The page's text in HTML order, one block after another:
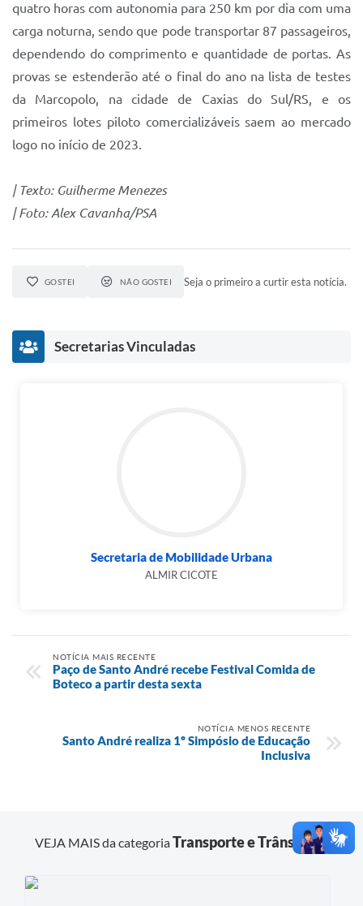
quatro horas com autonomia para 250 km por dia com uma
carga noturna, sendo que pode transportar 87 passageiros,
dependendo do comprimento e quantidade de portas. As
provas se estenderão até o final do ano na lista de testes
da Marcopolo, na cidade de Caxias do Sul/RS, e os
primeiros lotes piloto comercializáveis saem ao mercado
logo no início de 2023.
| Texto: Guilherme Menezes
| Foto: Alex Cavanha/PSA
GOSTEI NÃO GOSTEI Seja o primeiro a curtir esta notícia.
Secretarias Vinculadas
Secretaria de Mobilidade Urbana
ALMIR CICOTE
NOTÍCIA MAIS RECENTE
Paço de Santo André recebe Festival Comida de
Boteco a partir desta sexta
NOTÍCIA MENOS RECENTE
Santo André realiza 1º Simpósio de Educação
Inclusiva
VEJA MAIS da categoriaTransporte e Trânsito